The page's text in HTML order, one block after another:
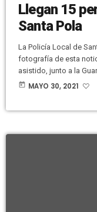
Llegan 15
Santa Pola
La Policía Local de
fotografía de esta
asistido, junto a la
diferentes puntos de
today MAYO 30, 2021